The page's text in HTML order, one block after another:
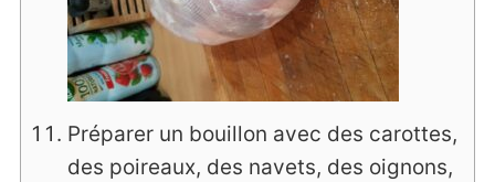
Préparer un bouillon avec des carottes,
des poireaux, des navets, des oignons,